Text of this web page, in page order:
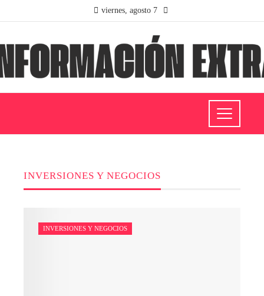
viernes, agosto 7
INVERSIONES Y NEGOCIOS
INVERSIONES Y NEGOCIOS